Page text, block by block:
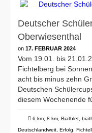
Deutscher
Oberwiesenthal
on 17. FEBRUAR 2024
Vom 19.01. bis
Fichtelberg bei
acht bis minus zehn
Deutschen
diesem Wochenende
6 km 8 km Biathlet
Deutschlandweit Erfolg